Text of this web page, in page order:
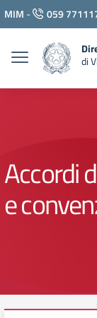
Vai ai
Vai al menu
Vai al footer
MIM - 059
di
Accordi
e